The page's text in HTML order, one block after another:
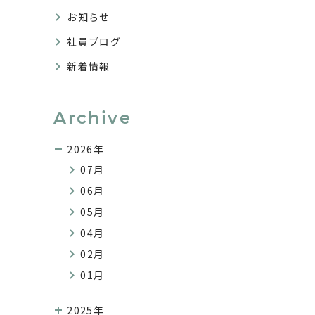
お知らせ
社員ブログ
新着情報
Archive
2026年
07月
06月
05月
04月
02月
01月
2025年